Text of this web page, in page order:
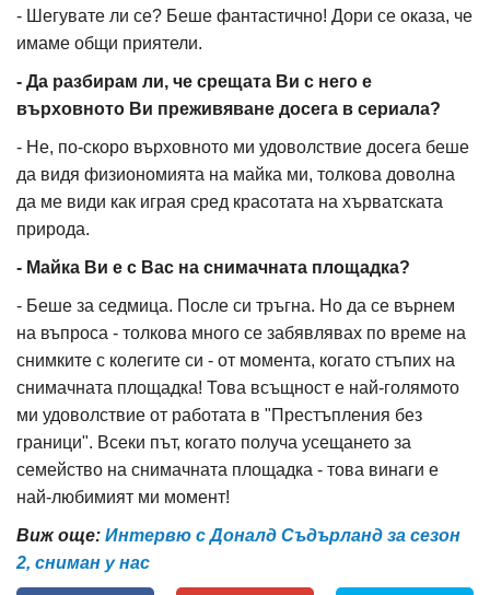
- Шегувате ли се? Беше фантастично! Дори се оказа, че
имаме общи приятели.
- Да разбирам ли, че срещата Ви с него е
върховното Ви преживяване досега в сериала?
- Не, по-скоро върховното ми удоволствие досега беше
да видя физиономията на майка ми, толкова доволна
да ме види как играя сред красотата на хърватската
природа.
- Майка Ви е с Вас на снимачната площадка?
- Беше за седмица. После си тръгна. Но да се върнем
на въпроса - толкова много се забявлявах по време на
снимките с колегите си - от момента, когато стъпих на
снимачната площадка! Това всъщност е най-голямото
ми удоволствие от работата в "Престъпления без
граници". Всеки път, когато получа усещането за
семейство на снимачната площадка - това винаги е
най-любимият ми момент!
Виж още: Интервю с Доналд Съдърланд за сезон
2, сниман у нас